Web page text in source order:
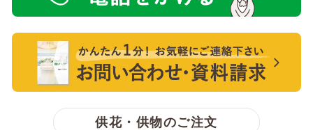
電話をかける【無料】
【無料】資料請求・お問い合わせ
供花・供物のご注文